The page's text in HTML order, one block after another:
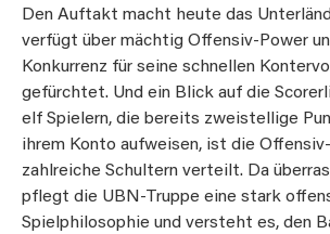
Den Auftakt macht heute das
verfügt über mächtig Offensiv-Power
Konkurrenz für seine schnellen
gefürchtet. Und ein Blick auf die
elf Spielern, die bereits zweistellige
ihrem Konto aufweisen, ist die
zahlreiche Schultern verteilt. Da
pflegt die UBN-Truppe eine stark
Spielphilosophie und versteht es, den